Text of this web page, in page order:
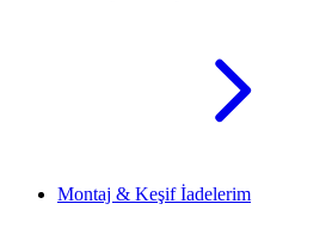
Montaj & Keşif İadelerim